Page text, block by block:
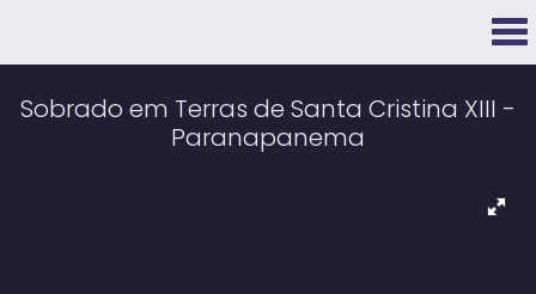
Sobrado em Terras de Santa Cristina XIII -
Paranapanema